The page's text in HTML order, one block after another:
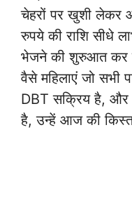
चेहरों पर खुशी
रुपये की राशि सीधे
भेजने की शुरुआत कर
वैसे महिलाएं जो सभी
DBT सक्रिय है, और
है, उन्हें आज की किस्त